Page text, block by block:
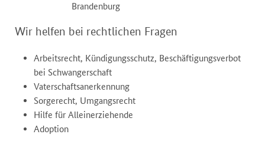
Brandenburg
Wir helfen bei rechtlichen Fragen
Arbeitsrecht, Kündigungsschutz, Beschäftigungsverbot
bei Schwangerschaft
Vaterschaftsanerkennung
Sorgerecht, Umgangsrecht
Hilfe für Alleinerziehende
Adoption